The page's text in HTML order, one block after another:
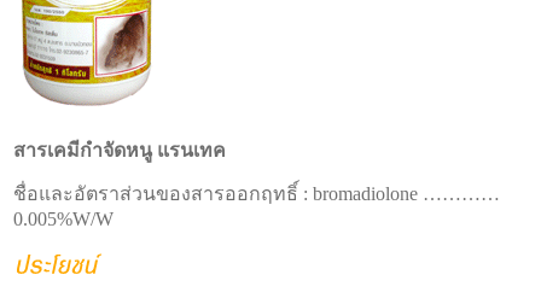
สารเคมีกำจัดหนู แรนเทค
ชื่อและอัตราส่วนของสารออกฤทธิ์ : bromadiolone …………
0.005%W/W